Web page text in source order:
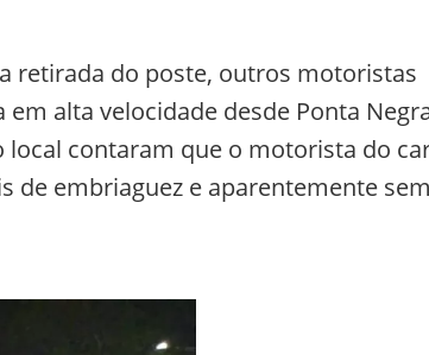
retirada do poste, outros motoristas
alta velocidade desde Ponta
local contaram que o motorista do
de embriaguez e aparentemente sem